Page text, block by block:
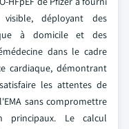
déployant des
à domicile et des
dans le cadre
cardiaque, démontrant
les attentes de
sans compromettre
principaux. Le calcul